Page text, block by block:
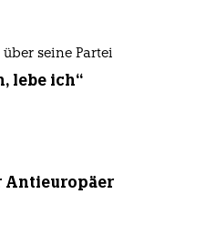
seine Partei
lebe ich“
Antieuropäer